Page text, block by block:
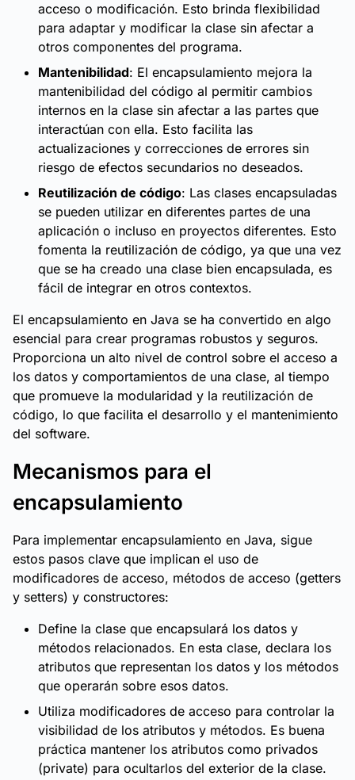
acceso o modificación. Esto brinda flexibilidad
para adaptar y modificar la clase sin afectar a
otros componentes del programa.
Mantenibilidad: El encapsulamiento mejora la
mantenibilidad del código al permitir cambios
internos en la clase sin afectar a las partes que
interactúan con ella. Esto facilita las
actualizaciones y correcciones de errores sin
riesgo de efectos secundarios no deseados.
Reutilización de código: Las clases encapsuladas
se pueden utilizar en diferentes partes de una
aplicación o incluso en proyectos diferentes. Esto
fomenta la reutilización de código, ya que una vez
que se ha creado una clase bien encapsulada, es
fácil de integrar en otros contextos.
El encapsulamiento en Java se ha convertido en algo
esencial para crear programas robustos y seguros.
Proporciona un alto nivel de control sobre el acceso a
los datos y comportamientos de una clase, al tiempo
que promueve la modularidad y la reutilización de
código, lo que facilita el desarrollo y el mantenimiento
del software.
Mecanismos para el
encapsulamiento
Para implementar encapsulamiento en Java, sigue
estos pasos clave que implican el uso de
modificadores de acceso, métodos de acceso (getters
y setters) y constructores:
Define la clase que encapsulará los datos y
métodos relacionados. En esta clase, declara los
atributos que representan los datos y los métodos
que operarán sobre esos datos.
Utiliza modificadores de acceso para controlar la
visibilidad de los atributos y métodos. Es buena
práctica mantener los atributos como privados
(private) para ocultarlos del exterior de la clase.